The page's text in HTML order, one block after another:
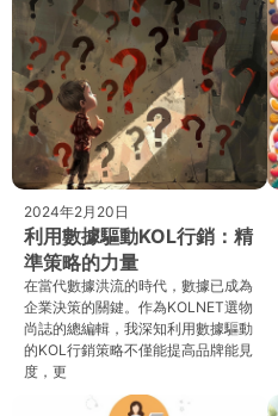
2024年2月20日
利用數據驅動KOL行銷：精
準策略的力量
在當代數據洪流的時代，數據已成為
企業決策的關鍵。作為KOLNET選物
尚誌的總編輯，我深知利用數據驅動
的KOL行銷策略不僅能提高品牌能見
度，更